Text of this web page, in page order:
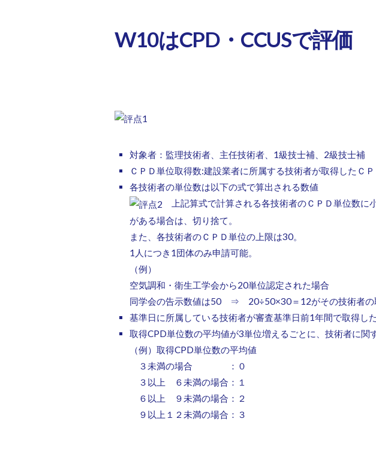
W10はCPD・CCUSで評価
対象者：監理技術者、主任技術者、1級技士補、2級技士補
ＣＰＤ単位取得数:建設業者に所属する技術者が取得したＣ
各技術者の単位数は以下の式で算出される数値
上記算式で計算される各技術者のＣＰＤ単位数に
がある場合は、切り捨て。
また、各技術者のＣＰＤ単位の上限は30。
1人につき1団体のみ申請可能。
（例）
空気調和・衛生工学会から20単位認定された場合
同学会の告示数値は50 ⇒ 20÷50×30＝12がその技術者の
基準日に所属している技術者が審査基準日前1年間で取得し
取得CPD単位数の平均値が3単位増えるごとに、技術者に関
（例）取得CPD単位数の平均値
３未満の場合 ：０
３以上 ６未満の場合：１
６以上 ９未満の場合：２
９以上１２未満の場合：３